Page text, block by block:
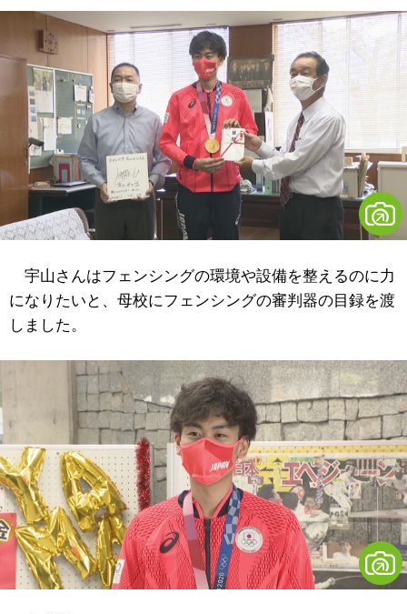
宇山さんはフェンシングの環境や設備を整えるのに力
になりたいと、母校にフェンシングの審判器の目録を渡
しました。